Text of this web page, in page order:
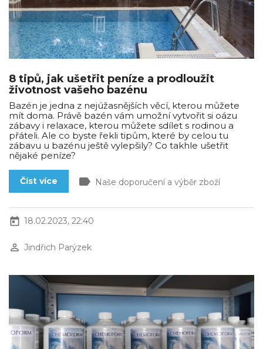
8 tipů, jak ušetřit peníze a prodloužit
životnost vašeho bazénu
Bazén je jedna z nejúžasnějších věcí, kterou můžete
mít doma. Právě bazén vám umožní vytvořit si oázu
zábavy i relaxace, kterou můžete sdílet s rodinou a
přáteli. Ale co byste řekli tipům, které by celou tu
zábavu u bazénu ještě vylepšily? Co takhle ušetřit
nějaké peníze?
Číst více label Naše doporučení a výběr zboží
today 18.02.2023, 22:40
perm_identity Jindřich Parýzek